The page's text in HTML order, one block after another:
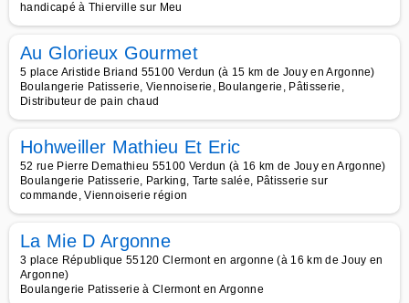
handicapé à Thierville sur Meu
Au Glorieux Gourmet
5 place Aristide Briand 55100 Verdun (à 15 km de Jouy en Argonne)
Boulangerie Patisserie, Viennoiserie, Boulangerie, Pâtisserie,
Distributeur de pain chaud
Hohweiller Mathieu Et Eric
52 rue Pierre Demathieu 55100 Verdun (à 16 km de Jouy en Argonne)
Boulangerie Patisserie, Parking, Tarte salée, Pâtisserie sur
commande, Viennoiserie région
La Mie D Argonne
3 place République 55120 Clermont en argonne (à 16 km de Jouy en
Argonne)
Boulangerie Patisserie à Clermont en Argonne